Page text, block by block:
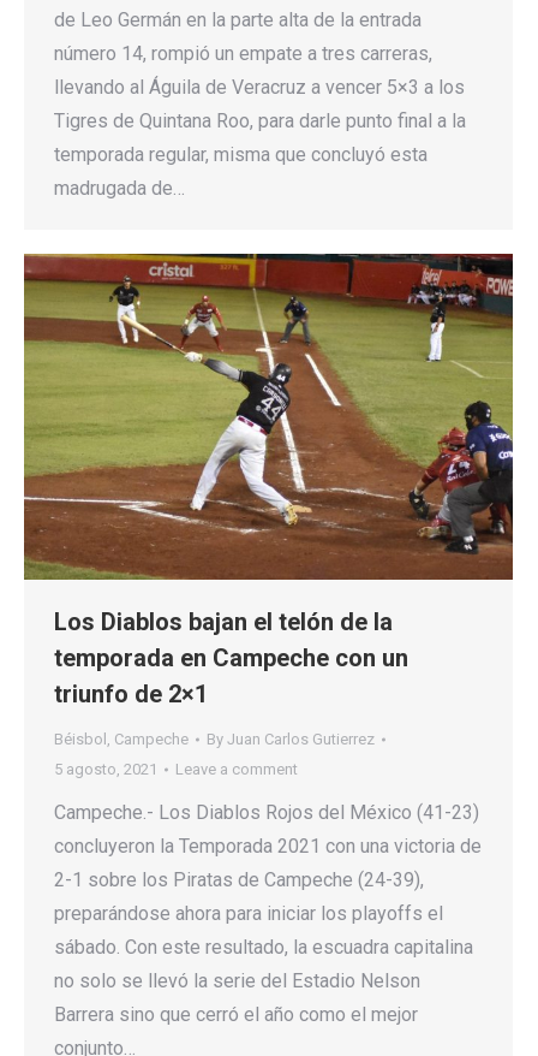
de Leo Germán en la parte alta de la entrada
número 14, rompió un empate a tres carreras,
llevando al Águila de Veracruz a vencer 5×3 a los
Tigres de Quintana Roo, para darle punto final a la
temporada regular, misma que concluyó esta
madrugada de…
Los Diablos bajan el telón de la
temporada en Campeche con un
triunfo de 2×1
Béisbol , Campeche By Juan Carlos Gutierrez
5 agosto, 2021
Leave a comment
Campeche.- Los Diablos Rojos del México (41-23)
concluyeron la Temporada 2021 con una victoria de
2-1 sobre los Piratas de Campeche (24-39),
preparándose ahora para iniciar los playoffs el
sábado. Con este resultado, la escuadra capitalina
no solo se llevó la serie del Estadio Nelson
Barrera sino que cerró el año como el mejor
conjunto…